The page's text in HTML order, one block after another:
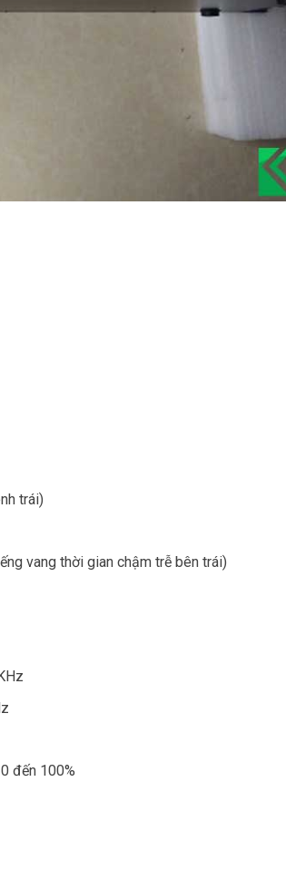
trái)
vang thời gian chậm trễ bên trái)
đến 100%